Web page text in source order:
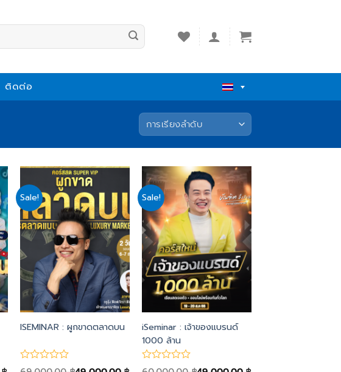
ติดต่อ
Sale!
Add
to
wishlist
ISEMINAR : ผูกขาดตลาดบน
Sale!
Add
to
wishlist
iSeminar : เจ้าของแบรนด์
1000 ล้าน